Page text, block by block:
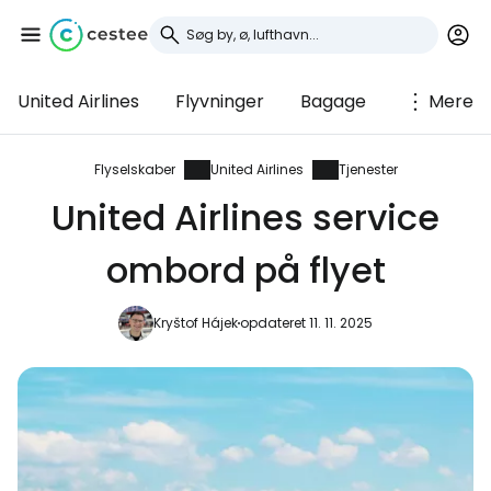
United Airlines Flyvninger Bagage Mere
Flyselskaber United Airlines Tjenester
United Airlines service
ombord på flyet
Kryštof Hájekopdateret 11. 11. 2025
Log ind på Cestee
... det verdensomspændende
rejsefællesskab
Fortsæt med Google
Fortsæt med e-mail